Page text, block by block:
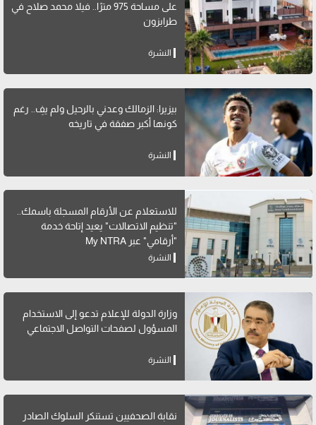
على مساحة 975 مترًا.. فيلا محمد صلاح في
طرابزون
النشرة
بيزيرا: الزمالك وعدني بالرحيل ولم يفِ.. رغم
كونها أكبر صفقة في تاريخه
النشرة
للاستعلام عن الأرقام المسجلة باسمك..
"تنظيم الاتصالات" يعيد إتاحة خدمة
"أرقامي" عبر My NTRA
النشرة
وزارة الدولة للإعلام تدعو إلى الاستخدام
المسؤول لصفحات التواصل الاجتماعي
النشرة
نقابة الصحفيين تستنكر السلوك الصادر